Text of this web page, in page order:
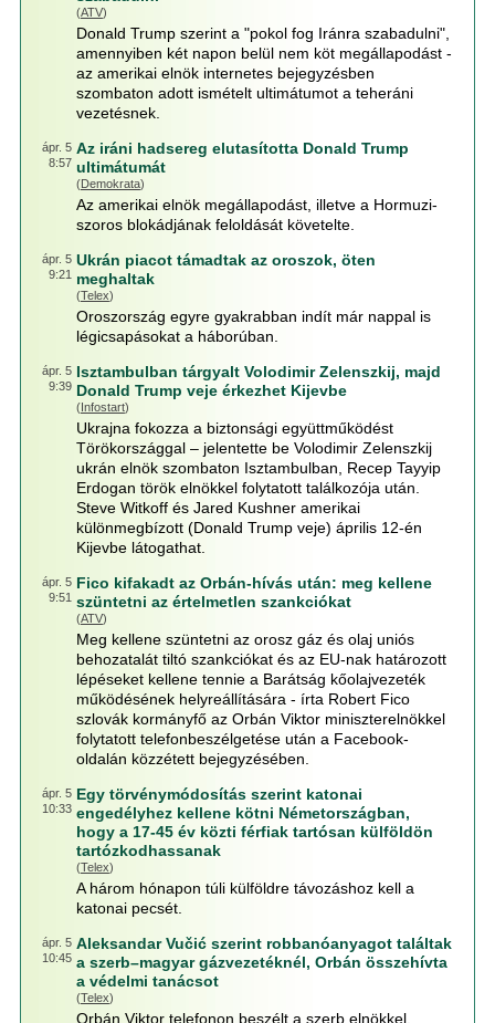
(ATV)
Donald Trump szerint a "pokol fog Iránra szabadulni",
amennyiben két napon belül nem köt megállapodást -
az amerikai elnök internetes bejegyzésben
szombaton adott ismételt ultimátumot a teheráni
vezetésnek.
ápr. 5
8:57
Az iráni hadsereg elutasította Donald Trump
ultimátumát
(Demokrata)
Az amerikai elnök megállapodást, illetve a Hormuzi-
szoros blokádjának feloldását követelte.
ápr. 5
9:21
Ukrán piacot támadtak az oroszok, öten
meghaltak
(Telex)
Oroszország egyre gyakrabban indít már nappal is
légicsapásokat a háborúban.
ápr. 5
9:39
Isztambulban tárgyalt Volodimir Zelenszkij, majd
Donald Trump veje érkezhet Kijevbe
(Infostart)
Ukrajna fokozza a biztonsági együttműködést
Törökországgal – jelentette be Volodimir Zelenszkij
ukrán elnök szombaton Isztambulban, Recep Tayyip
Erdogan török elnökkel folytatott találkozója után.
Steve Witkoff és Jared Kushner amerikai
különmegbízott (Donald Trump veje) április 12-én
Kijevbe látogathat.
ápr. 5
9:51
Fico kifakadt az Orbán-hívás után: meg kellene
szüntetni az értelmetlen szankciókat
(ATV)
Meg kellene szüntetni az orosz gáz és olaj uniós
behozatalát tiltó szankciókat és az EU-nak határozott
lépéseket kellene tennie a Barátság kőolajvezeték
működésének helyreállítására - írta Robert Fico
szlovák kormányfő az Orbán Viktor miniszterelnökkel
folytatott telefonbeszélgetése után a Facebook-
oldalán közzétett bejegyzésében.
ápr. 5
10:33
Egy törvénymódosítás szerint katonai
engedélyhez kellene kötni Németországban,
hogy a 17-45 év közti férfiak tartósan külföldön
tartózkodhassanak
(Telex)
A három hónapon túli külföldre távozáshoz kell a
katonai pecsét.
ápr. 5
10:45
Aleksandar Vučić szerint robbanóanyagot találtak
a szerb–magyar gázvezetéknél, Orbán összehívta
a védelmi tanácsot
(Telex)
Orbán Viktor telefonon beszélt a szerb elnökkel.